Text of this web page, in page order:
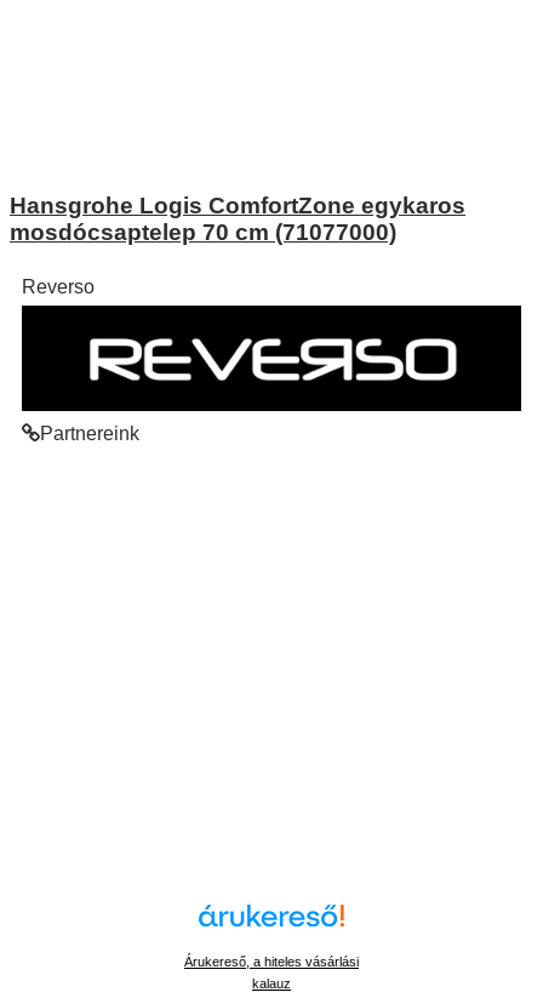
Hansgrohe Logis ComfortZone egykaros
mosdócsaptelep 70 cm (71077000)
Reverso
Partnereink
Árukereső, a hiteles vásárlási
kalauz